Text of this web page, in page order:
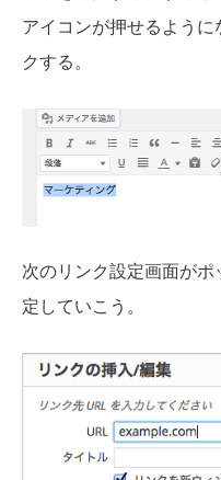
アイコンが押せるよう
クする。
次のリンク設定画面が
定していこう。